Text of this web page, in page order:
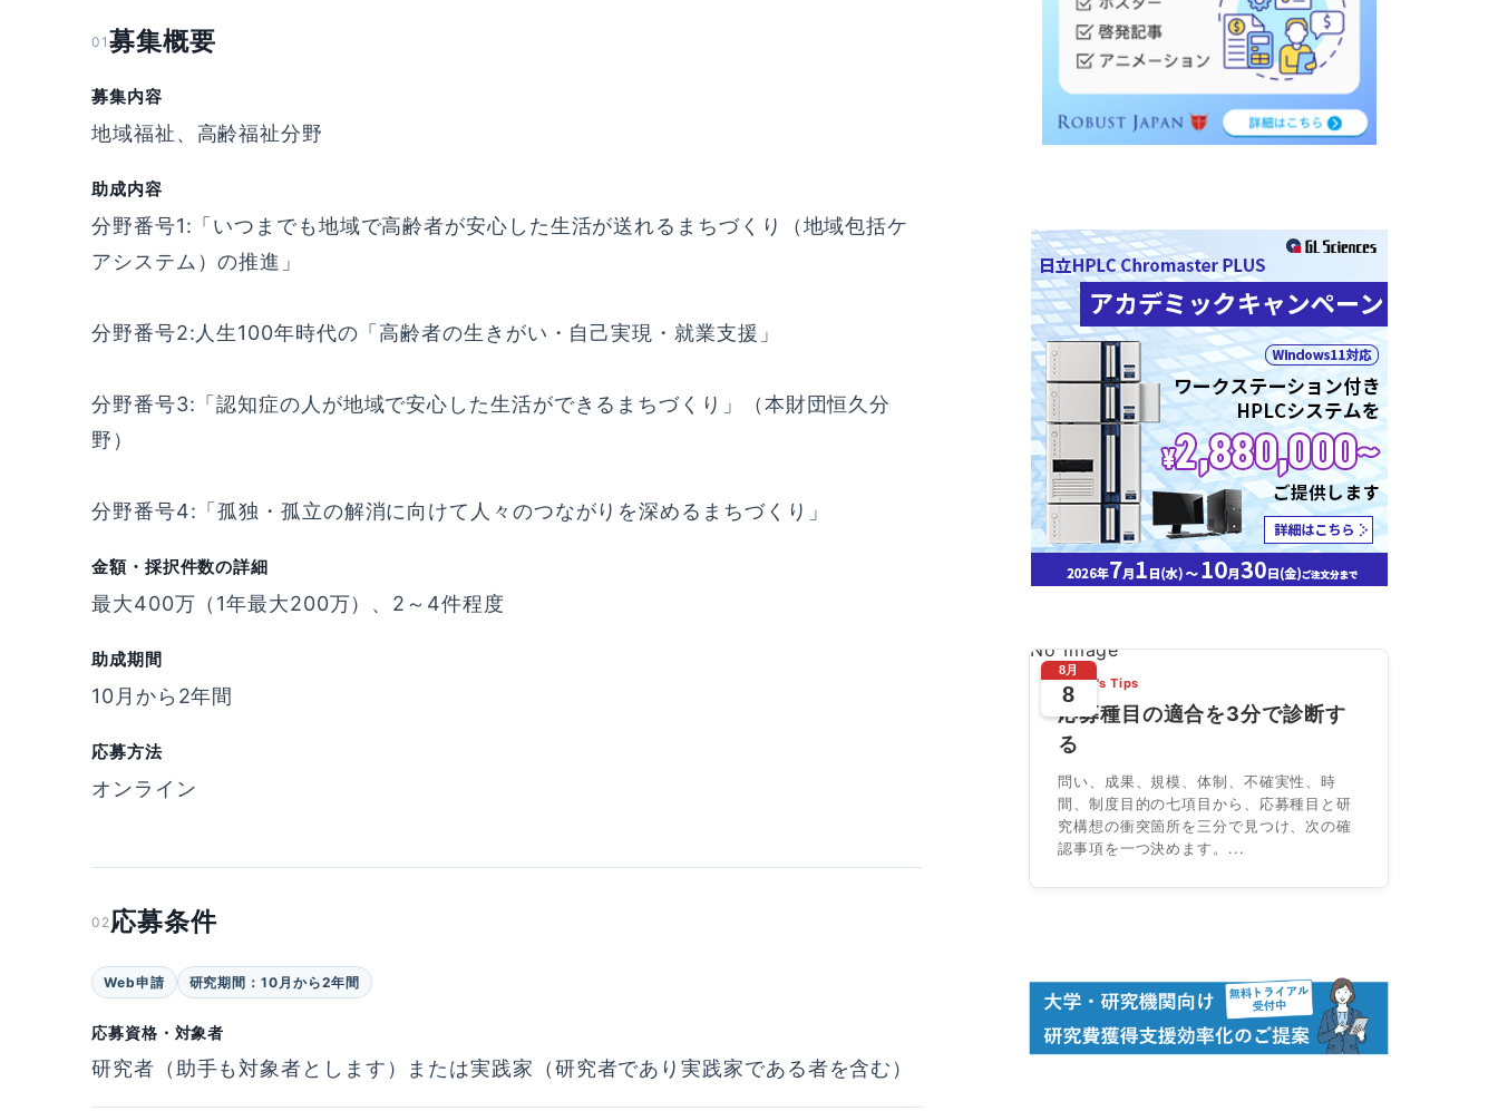
01 募集概要
募集内容
地域福祉、高齢福祉分野
助成内容
分野番号1:「いつまでも地域で高齢者が安心した生活が送れるまちづくり（地域包括ケ
アシステム）の推進」
分野番号2:人生100年時代の「高齢者の生きがい・自己実現・就業支援」
分野番号3:「認知症の人が地域で安心した生活ができるまちづくり」（本財団恒久分
野）
分野番号4:「孤独・孤立の解消に向けて人々のつながりを深めるまちづくり」
金額・採択件数の詳細
最大400万（1年最大200万）、2～4件程度
助成期間
10月から2年間
応募方法
オンライン
02 応募条件
Web申請 研究期間：10月から2年間
応募資格・対象者
研究者（助手も対象者とします）または実践家（研究者であり実践家である者を含む）
No Image
8月
8
Today's Tips
応募種目の適合を3分で診断す
る
問い、成果、規模、体制、不確実性、時
間、制度目的の七項目から、応募種目と研
究構想の衝突箇所を三分で見つけ、次の確
認事項を一つ決めます。...